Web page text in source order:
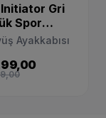
Gri
Spor
001
Ayakkabısı